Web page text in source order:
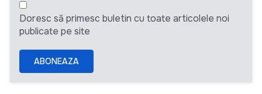
Doresc să primesc buletin cu toate articolele noi
publicate pe site
ABONEAZA